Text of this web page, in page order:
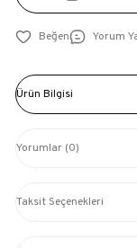
Yorum
Ürün Bilgisi
Yorumlar (0)
Taksit Seçenekleri